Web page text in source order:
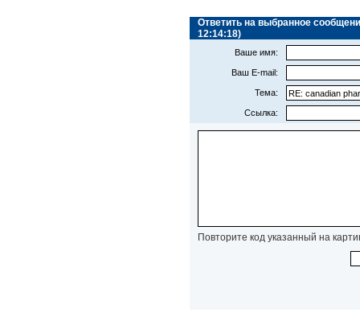
Ответить на выбранное
12:14:18)
Ваше имя:
Ваш E-mail:
Тема:
Ссылка:
Повторите код указанный на